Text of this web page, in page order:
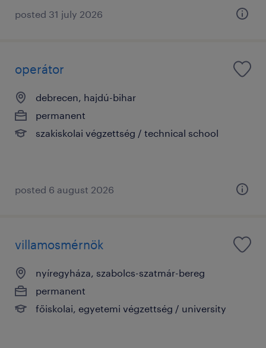
posted 31 july 2026
operátor
debrecen, hajdú-bihar
permanent
szakiskolai végzettség / technical school
posted 6 august 2026
villamosmérnök
nyíregyháza, szabolcs-szatmár-bereg
permanent
főiskolai, egyetemi végzettség / university